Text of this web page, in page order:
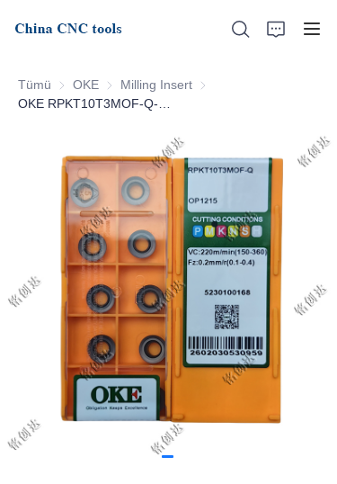
Tümü OKE OKEMilling Insert Milling Insert
Bizim Hakkımızda
Ürünler
Haberler
Destek